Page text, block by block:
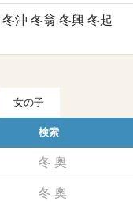
冬沖 冬翁 冬興 冬起
女の子
検索
冬 奥
冬 奧